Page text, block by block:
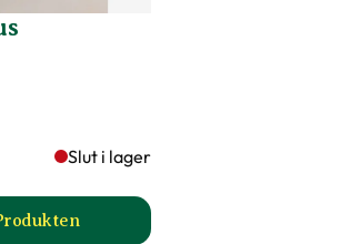
Slut i lager
till Eukalyptus produktsida